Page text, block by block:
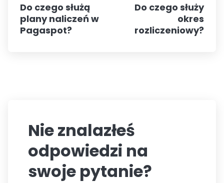
Do czego służą
plany naliczeń w
Pagaspot?
Do czego służy
okres
rozliczeniowy?
Nie znalazłeś
odpowiedzi na
swoje pytanie?